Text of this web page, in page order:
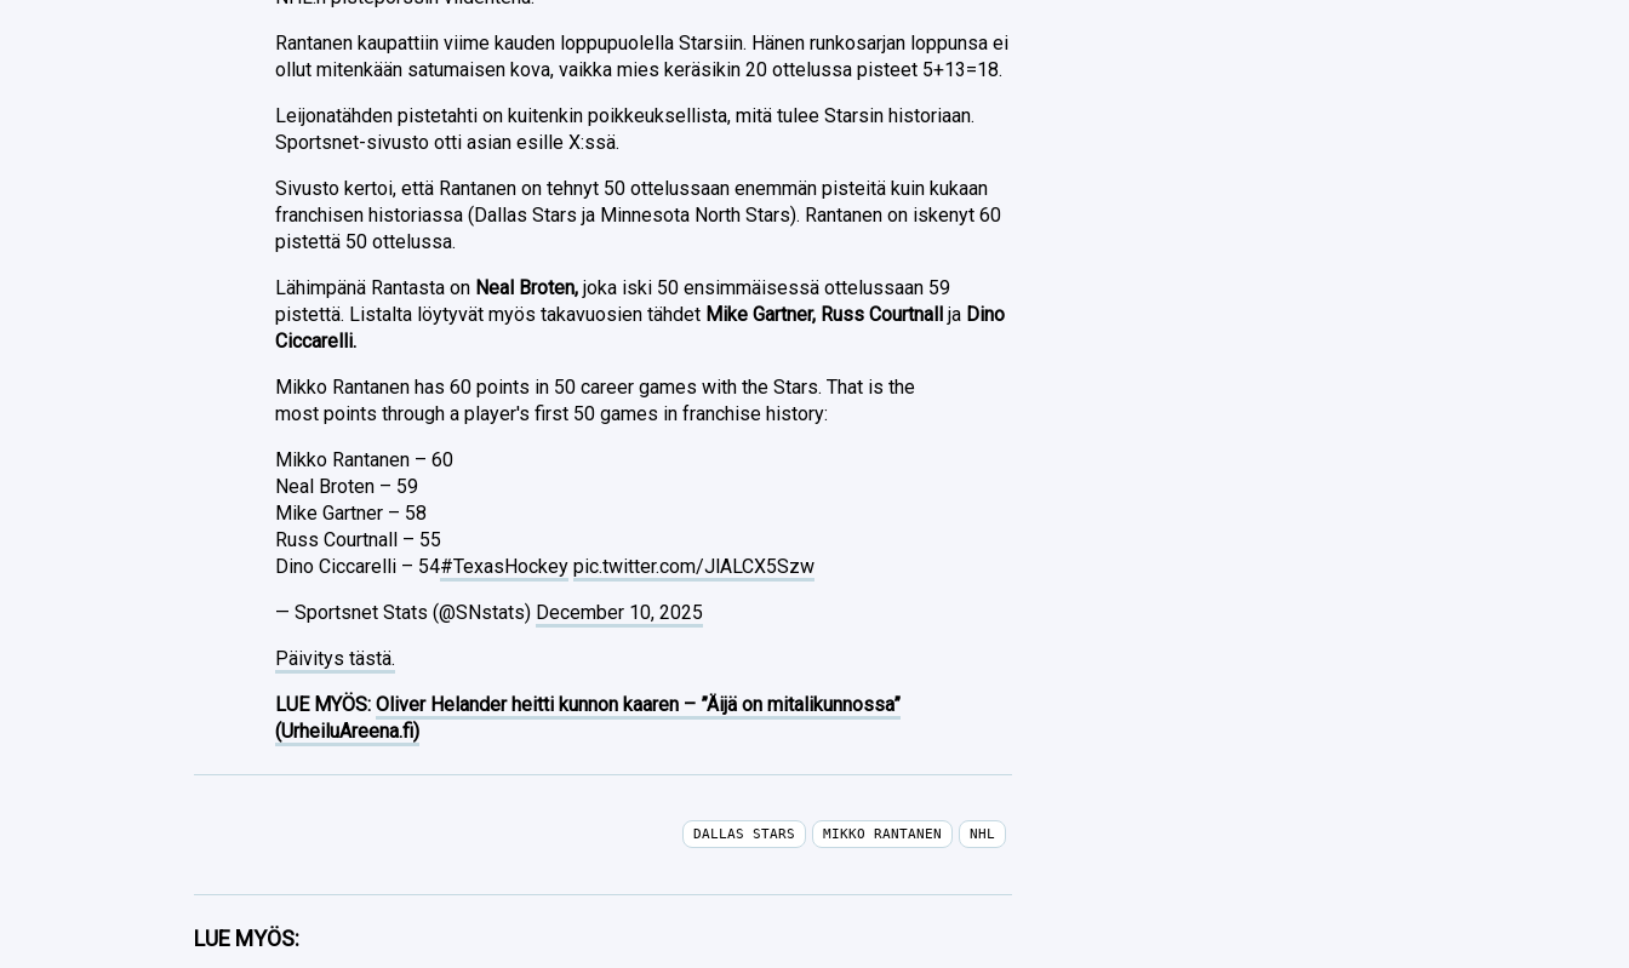
Rantanen kaupattiin viime kauden loppupuolella Starsiin. Hänen runkosarjan loppunsa ei
ollut mitenkään satumaisen kova, vaikka mies keräsikin 20 ottelussa pisteet 5+13=18.
Leijonatähden pistetahti on kuitenkin poikkeuksellista, mitä tulee Starsin historiaan.
Sportsnet-sivusto otti asian esille X:ssä.
Sivusto kertoi, että Rantanen on tehnyt 50 ottelussaan enemmän pisteitä kuin kukaan
franchisen historiassa (Dallas Stars ja Minnesota North Stars). Rantanen on iskenyt 60
pistettä 50 ottelussa.
Lähimpänä Rantasta on Neal Broten, joka iski 50 ensimmäisessä ottelussaan 59
pistettä. Listalta löytyvät myös takavuosien tähdet Mike Gartner, Russ Courtnall ja Dino
Ciccarelli.
Mikko Rantanen has 60 points in 50 career games with the Stars. That is the
most points through a player's first 50 games in franchise history:
Mikko Rantanen – 60
Neal Broten – 59
Mike Gartner – 58
Russ Courtnall – 55
Dino Ciccarelli – 54#TexasHockey pic.twitter.com/JlALCX5Szw
— Sportsnet Stats (@SNstats) December 10, 2025
Päivitys tästä.
LUE MYÖS:Oliver Helander heitti kunnon kaaren – ”Äijä on mitalikunnossa”
(UrheiluAreena.fi)
Facebook
DALLAS STARS MIKKO RANTANEN NHL
LUE MYÖS: